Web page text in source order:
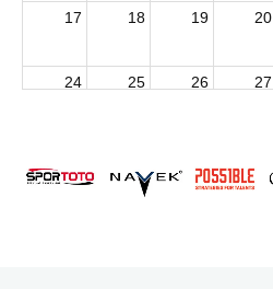
17 18 19 20
24 25 26 27